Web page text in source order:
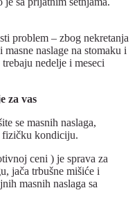
problem – zbog nekretanja
naslage na stomaku i
nedelje i meseci
za vas
se masnih naslaga,
fizičku kondiciju.
ceni ) je sprava za
jača trbušne mišiće i
masnih naslaga sa